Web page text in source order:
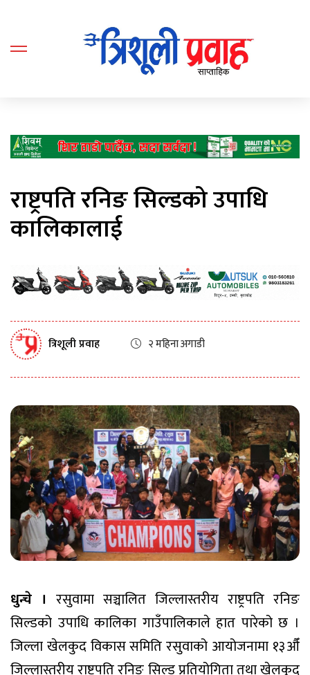
राष्ट्रपति रनिङ सिल्डको उपाधि
कालिकालाई
त्रिशूली प्रवाह २ महिना अगाडी
धुन्चे । रसुवामा सञ्चालित जिल्लास्तरीय राष्ट्रपति रनिङ
सिल्डको उपाधि कालिका गाउँपालिकाले हात पारेको छ ।
जिल्ला खेलकुद विकास समिति रसुवाको आयोजनामा १३औँ
जिल्लास्तरीय राष्ट्रपति रनिङ सिल्ड प्रतियोगिता तथा खेलकुद